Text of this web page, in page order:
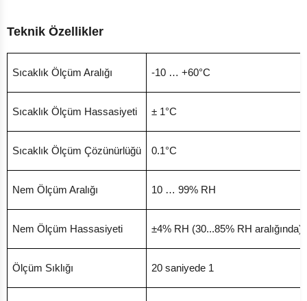
Teknik Özellikler
Sıcaklık Ölçüm Aralığı -10 … +60°C
Sıcaklık Ölçüm Hassasiyeti ± 1°C
Sıcaklık Ölçüm Çözünürlüğü 0.1°C
Nem Ölçüm Aralığı 10 … 99% RH
Nem Ölçüm Hassasiyeti ±4% RH (30...85% RH aralığında)
Ölçüm Sıklığı 20 saniyede 1